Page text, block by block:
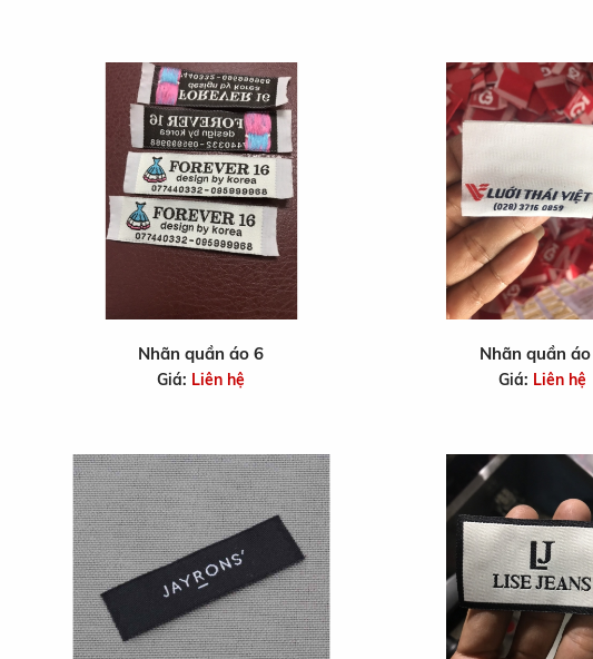
Nhãn quần áo 6
Giá: Liên hệ
Nhãn quần
Giá: Liên hệ